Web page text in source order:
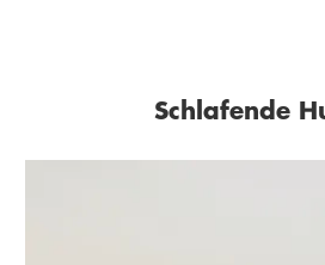
Schlafende